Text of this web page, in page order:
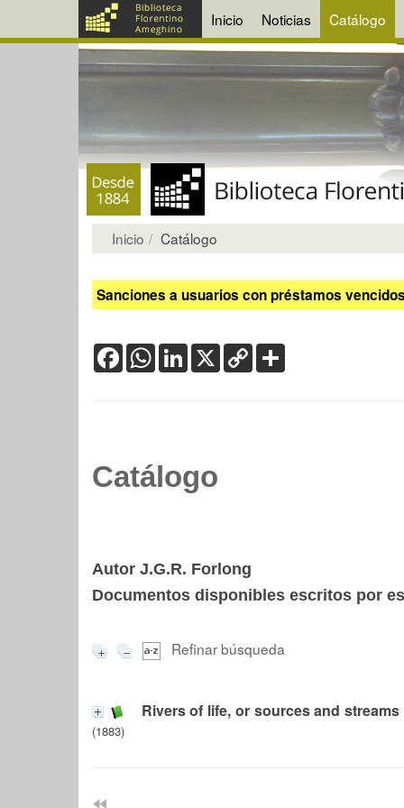
Inicio Noticias Catálogo
Inicio Catálogo
Sanciones a usuarios con préstamos
FacebookWhatsApp
LinkedIn
X Copy
Link
Catálogo
Autor J.G.R. Forlong
Documentos disponibles escritos por
Refinar búsqueda
Rivers of life, or sources and
(1883)